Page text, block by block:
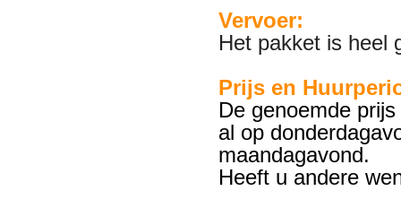
Vervoer:
Het pakket is heel
Prijs en
De genoemde
al op
maandagavond.
Heeft u andere